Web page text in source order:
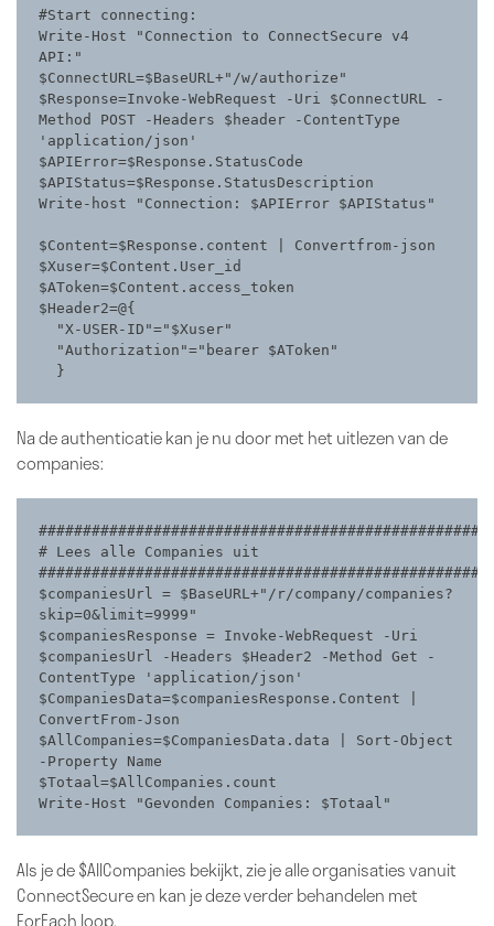
#Start connecting:
Write-Host "Connection to ConnectSecure v4
API:"
$ConnectURL=$BaseURL+"/w/authorize"
$Response=Invoke-WebRequest -Uri $ConnectURL -
Method POST -Headers $header -ContentType
'application/json'
$APIError=$Response.StatusCode
$APIStatus=$Response.StatusDescription
Write-host "Connection: $APIError $APIStatus"
$Content=$Response.content | Convertfrom-json
$Xuser=$Content.User_id
$AToken=$Content.access_token
$Header2=@{
  "X-USER-ID"="$Xuser"
  "Authorization"="bearer $AToken"
  }
Na de authenticatie kan je nu door met het uitlezen van de
companies:
# Lees alle Companies uit
$companiesUrl = $BaseURL+"/r/company/companies?
skip=0&limit=9999"
$companiesResponse = Invoke-WebRequest -Uri
$companiesUrl -Headers $Header2 -Method Get -
ContentType 'application/json'
$CompaniesData=$companiesResponse.Content |
ConvertFrom-Json
$AllCompanies=$CompaniesData.data | Sort-Object
-Property Name
$Totaal=$AllCompanies.count
Write-Host "Gevonden Companies: $Totaal"
Als je de $AllCompanies bekijkt, zie je alle organisaties vanuit
ConnectSecure en kan je deze verder behandelen met
ForEach loop.